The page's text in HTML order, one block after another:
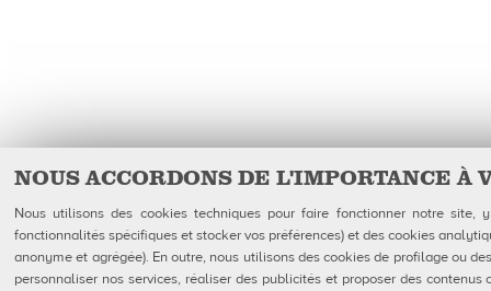
NOUS ACCORDONS DE L'IMPORTANCE À
Nous utilisons des cookies techniques pour faire fonctionner notre site,
fonctionnalités spécifiques et stocker vos préférences) et des cookies
anonyme et agrégée). En outre, nous utilisons des cookies de profilage ou
personnaliser nos services, réaliser des publicités et proposer des